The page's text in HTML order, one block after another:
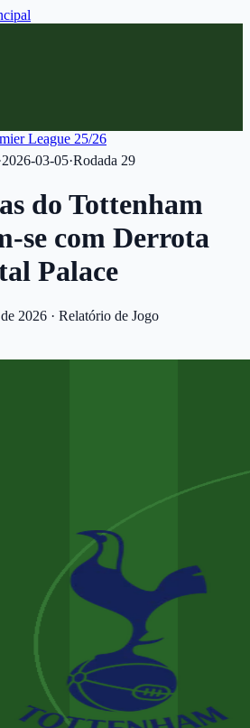
League 25/26
2026-03-05·Rodada 29
do Tottenham
se com Derrota
Palace
2026 · Relatório de Jogo